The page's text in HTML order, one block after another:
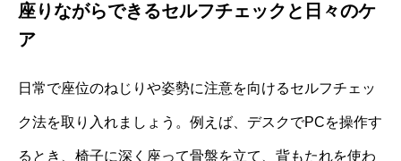
座りながらできるセルフチェックと日々のケ
ア
日常で座位のねじりや姿勢に注意を向けるセルフチェッ
ク法を取り入れましょう。例えば、デスクでPCを操作す
るとき、椅子に深く座って骨盤を立て、背もたれを使わ